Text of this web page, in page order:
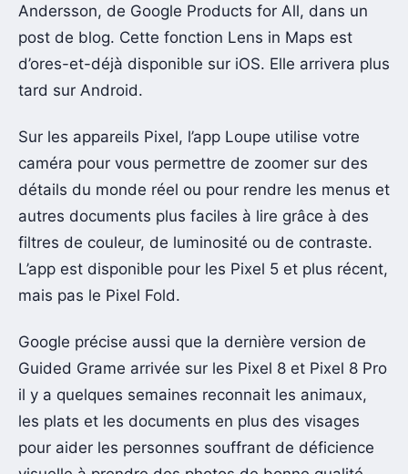
Andersson, de Google Products for All, dans un
post de blog. Cette fonction Lens in Maps est
d’ores-et-déjà disponible sur iOS. Elle arrivera plus
tard sur Android.
Sur les appareils Pixel, l’app Loupe utilise votre
caméra pour vous permettre de zoomer sur des
détails du monde réel ou pour rendre les menus et
autres documents plus faciles à lire grâce à des
filtres de couleur, de luminosité ou de contraste.
L’app est disponible pour les Pixel 5 et plus récent,
mais pas le Pixel Fold.
Google précise aussi que la dernière version de
Guided Grame arrivée sur les Pixel 8 et Pixel 8 Pro
il y a quelques semaines reconnait les animaux,
les plats et les documents en plus des visages
pour aider les personnes souffrant de déficience